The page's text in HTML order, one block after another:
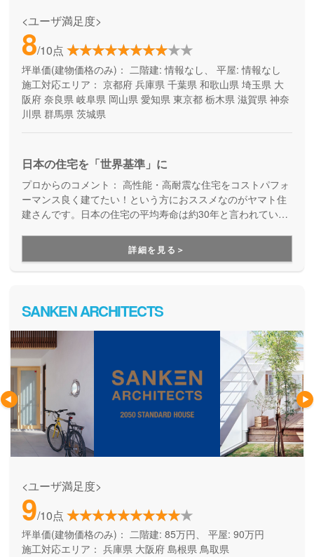
<ユーザ満足度>
8/10点
坪単価(建物価格のみ)： 二階建: 情報なし、 平屋: 情報なし
施工対応エリア： 京都府 兵庫県 千葉県 和歌山県 埼玉県 大
阪府 奈良県 岐阜県 岡山県 愛知県 東京都 栃木県 滋賀県 神奈
川県 群馬県 茨城県
日本の住宅を「世界基準」に
プロからのコメント： 高性能・高耐震な住宅をコストパフォ
ーマンス良く建てたい！という方におススメなのがヤマト住
建さんです。日本の住宅の平均寿命は約30年と言われていま
詳細を見る＞
SANKEN ARCHITECTS
<ユーザ満足度>
9/10点
坪単価(建物価格のみ)： 二階建: 85万円、 平屋: 90万円
施工対応エリア： 兵庫県 大阪府 島根県 鳥取県